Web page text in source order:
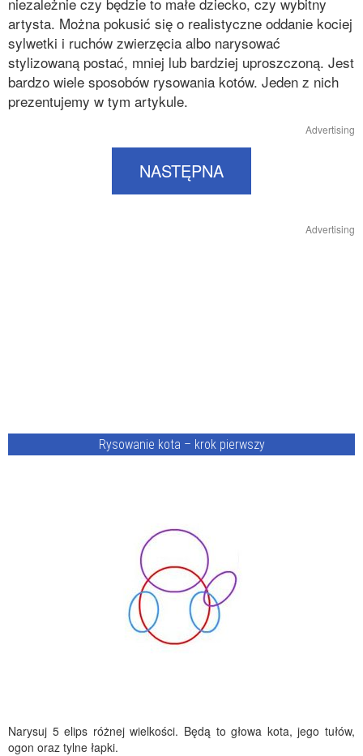
artysta. Można pokusić się o realistyczne oddanie kociej
sylwetki i ruchów zwierzęcia albo narysować
stylizowaną postać, mniej lub bardziej uproszczoną. Jest
bardzo wiele sposobów rysowania kotów. Jeden z nich
prezentujemy w tym artykule.
Advertising
NASTĘPNA
Advertising
Rysowanie kota – krok pierwszy
Narysuj 5 elips różnej wielkości. Będą to głowa kota, jego tułów,
ogon oraz tylne łapki.